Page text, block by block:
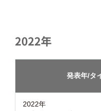
2022年
発表年/タ
2022年